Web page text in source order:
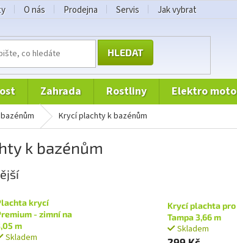
O nás Prodejna Servis Jak vybrat
HLEDAT
zahrada rostliny elektro moto
Krycí plachty k bazénům
k bazénům
krycí
- zimní na
m
Skladem
Krycí plachta pro
Tampa 3,66 m
Skladem